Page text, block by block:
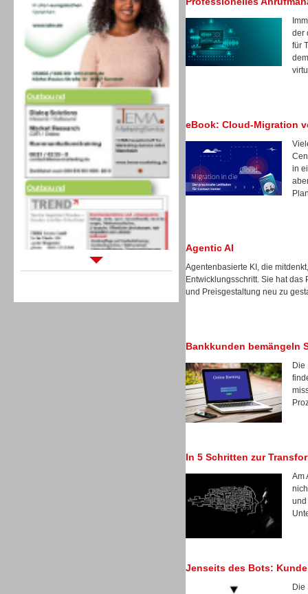
Outbound
Outbound
Sprachdialogsysteme u. Ki/
der
für
eBook: Cloud-Migration
in
Agentic AI
Agentenbasierte KI, die
Entwicklungsschritt. Sie hat
und Preisgestaltung neu zu
Bankkunden bemängeln
Die
In 5 Schritten zur
Am
und
Jenseits des Bots:
Die